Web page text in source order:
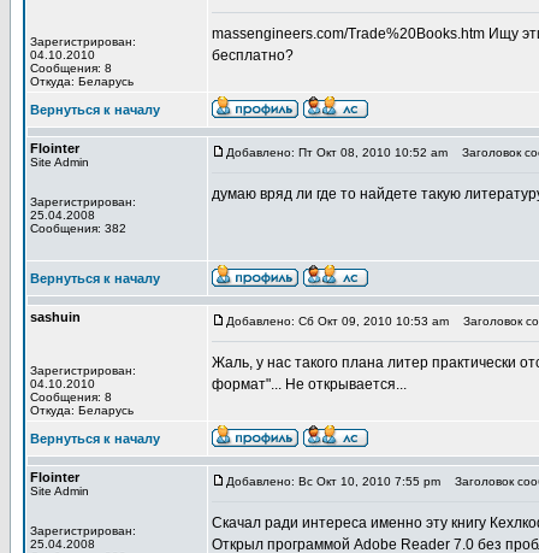
Зарегистрирован:
04.10.2010
Сообщения: 8
Откуда: Беларусь
massengineers.com/Trade%20Books.htm Ищу
бесплатно?
Вернуться к началу
Flointer
Site Admin
Зарегистрирован:
25.04.2008
Сообщения: 382
Добавлено: Пт Окт 08, 2010 10:52 am Заголовок
думаю вряд ли где то найдете такую
Вернуться к началу
sashuin
Зарегистрирован:
04.10.2010
Сообщения: 8
Откуда: Беларусь
Добавлено: Сб Окт 09, 2010 10:53 am Заголовок
Жаль, у нас такого плана литер практически
формат"... Не открывается...
Вернуться к началу
Flointer
Site Admin
Зарегистрирован:
25.04.2008
Добавлено: Вс Окт 10, 2010 7:55 pm Заголовок
Скачал ради интереса именно эту книгу
Открыл программой Adobe Reader 7.0 без